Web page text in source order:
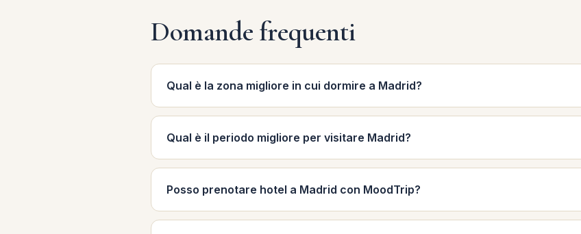
Domande frequenti
Qual è la zona migliore in cui dormire a Madrid?
Qual è il periodo migliore per visitare Madrid?
Posso prenotare hotel a Madrid con MoodTrip?